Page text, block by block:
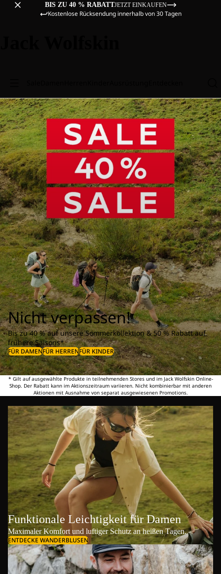
BIS ZU 40 % RABATTJETZT EINKAUFEN
Kostenlose Rücksendung innerhalb von 30 Tagen
Nicht verpassen!
Bis zu 40 % auf unsere Sommerkollektion & 50 % Rabatt auf
frühere Saisons*
FÜR DAMENFÜR HERRENFÜR KINDER
* Gilt auf ausgewählte Produkte in teilnehmenden Stores und im Jack Wolfskin Online-
Shop. Der Rabatt kann im Aktionszeitraum variieren. Nicht kombinierbar mit anderen
Aktionen mit Ausnahme von separat ausgewiesenen Promotions.
Funktionale Leichtigkeit für Damen
Maximaler Komfort und luftiger Schutz an heißen Tagen.
ENTDECKE WANDERBLUSEN